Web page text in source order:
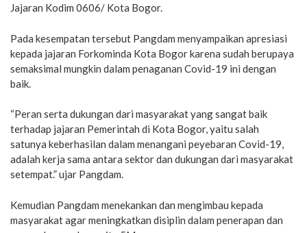
Jajaran Kodim 0606/ Kota Bogor.
Pada kesempatan tersebut Pangdam menyampaikan apresiasi
kepada jajaran Forkominda Kota Bogor karena sudah berupaya
semaksimal mungkin dalam penaganan Covid-19 ini dengan
baik.
“Peran serta dukungan dari masyarakat yang sangat baik
terhadap jajaran Pemerintah di Kota Bogor, yaitu salah
satunya keberhasilan dalam menangani peyebaran Covid-19,
adalah kerja sama antara sektor dan dukungan dari masyarakat
setempat.” ujar Pangdam.
Kemudian Pangdam menekankan dan mengimbau kepada
masyarakat agar meningkatkan disiplin dalam penerapan dan